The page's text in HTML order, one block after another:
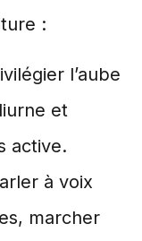
:
l’aube
et
active.
à voix
marcher